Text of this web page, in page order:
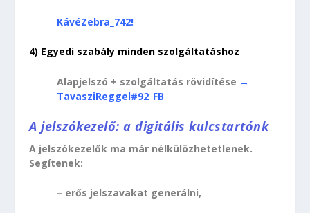
KávéZebra_742!
4) Egyedi szabály minden szolgáltatáshoz
Alapjelszó + szolgáltatás rövidítése →
TavasziReggel#92_FB
A jelszókezelő: a digitális kulcstartónk
A jelszókezelők ma már nélkülözhetetlenek.
Segítenek:
– erős jelszavakat generálni,